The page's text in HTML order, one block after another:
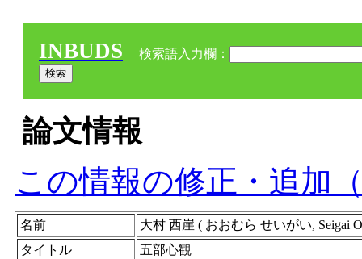
INBUDS 検索語入力欄：
論文情報
この情報の修正・追加
名前
大村 西崖 ( おおむら せいがい, Seigai
タイトル
五部心観